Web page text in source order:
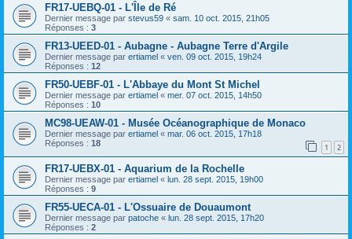
FR17-UEBQ-01 - L'Île de Ré
Dernier message par stevus59 « sam. 10 oct. 2015, 21h05
Réponses : 3
FR13-UEED-01 - Aubagne - Aubagne Terre d'Argile
Dernier message par ertiamel « ven. 09 oct. 2015, 19h24
Réponses : 12
FR50-UEBF-01 - L'Abbaye du Mont St Michel
Dernier message par ertiamel « mer. 07 oct. 2015, 14h50
Réponses : 10
MC98-UEAW-01 - Musée Océanographique de Monaco
Dernier message par ertiamel « mar. 06 oct. 2015, 17h18
Réponses : 18 1 2
FR17-UEBX-01 - Aquarium de la Rochelle
Dernier message par ertiamel « lun. 28 sept. 2015, 19h00
Réponses : 9
FR55-UECA-01 - L'Ossuaire de Douaumont
Dernier message par patoche « lun. 28 sept. 2015, 17h20
Réponses : 2